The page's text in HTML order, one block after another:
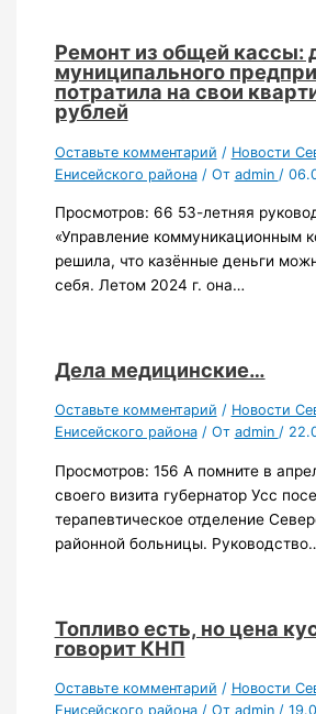
Ремонт из общей кассы:
муниципального
потратила на свои
рублей
Оставьте комментарий / Новости
Енисейского района/ От admin /
Просмотров: 66 53-летняя
«Управление коммуникационным
решила, что казённые деньги
себя. Летом 2024 г. она…
Дела медицинские…
Оставьте комментарий / Новости
Енисейского района/ От admin /
Просмотров: 156 А помните в
своего визита губернатор Усс
терапевтическое отделение
районной больницы.
Топливо есть, но цена
говорит КНП
Оставьте комментарий / Новости
Енисейского района/ От admin /